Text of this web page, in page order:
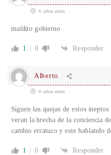
6 años atrás
maldito gobierno
1 0 Responder
Alberto
6 años atrás
Siguen las quejas de estos
veran la brecha de la conciencia
cambio erratuco y este hablando
1 0 Responder